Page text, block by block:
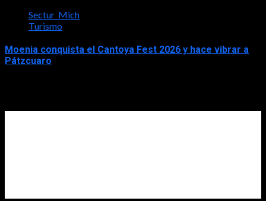
Sectur_Mich
Turismo
Moenia conquista el Cantoya Fest 2026 y hace vibrar a
Pátzcuaro